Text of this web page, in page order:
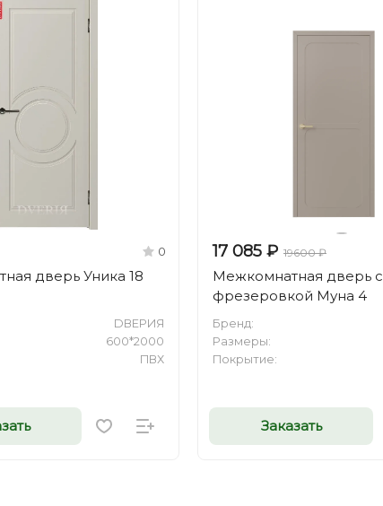
0
дверь Уника 18
DВЕРИЯ
600*2000
ПВХ
17 085 ₽ 19600 ₽
Межкомнатная дверь с
фрезеровкой Муна 4
Бренд:
Размеры:
Покрытие:
Заказать